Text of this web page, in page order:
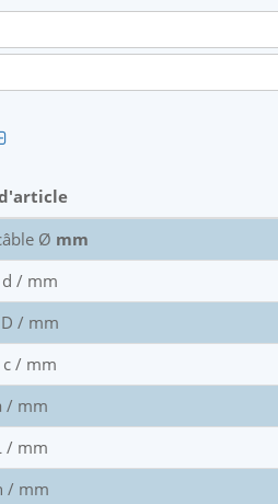
Ø mm
/ mm
/ mm
/ mm
/ mm
/ mm
/ mm